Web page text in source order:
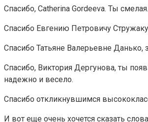
Спасибо, Catherina Gordeeva. Ты
Спасибо Евгению Петровичу
Спасибо Татьяне Валерьевне Данько,
Спасибо, Виктория Дергунова, ты
надежно и весело.
Спасибо откликнувшимся
И вот еще очень хочется сказать